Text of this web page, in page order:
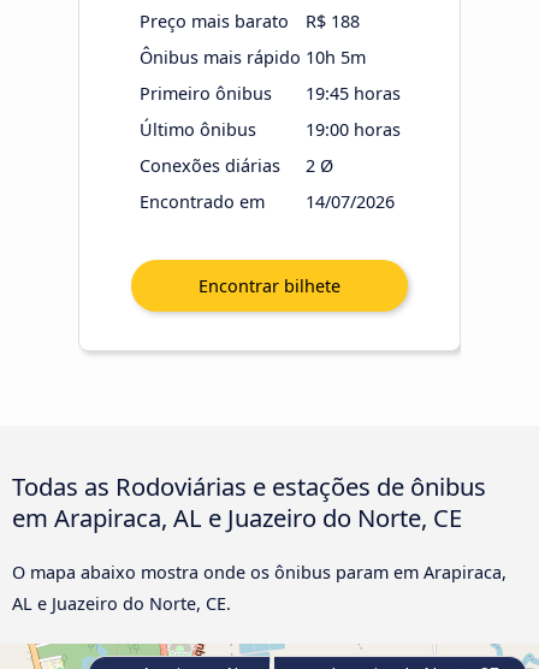
Preço mais barato
R$ 188
Ônibus mais rápido 10h 5m
Primeiro ônibus
19:45 horas
Último ônibus
19:00 horas
Conexões diárias
2 Ø
Encontrado em
14/07/2026
Todas as Rodoviárias e estações de ônibus
em Arapiraca, AL e Juazeiro do Norte, CE
O mapa abaixo mostra onde os ônibus param em Arapiraca,
AL e Juazeiro do Norte, CE.